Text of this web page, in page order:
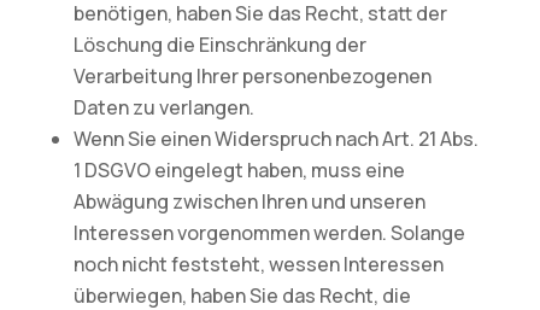
benötigen, haben Sie das Recht, statt der
Löschung die Einschränkung der
Verarbeitung Ihrer personenbezogenen
Daten zu verlangen.
Wenn Sie einen Widerspruch nach Art. 21 Abs.
1 DSGVO eingelegt haben, muss eine
Abwägung zwischen Ihren und unseren
Interessen vorgenommen werden. Solange
noch nicht feststeht, wessen Interessen
überwiegen, haben Sie das Recht, die